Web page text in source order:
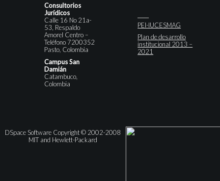
Consultorios
Jurídicos
Calle 16 No 21a-
53, Respaldo
Amorel Centro –
Teléfono 7200352
Pasto, Colombia
Campus San
Damián
Catambuco,
Colombia
PEI-IUCESMAG
Plan de desarrollo
institucional 2013 –
2021
DSpace Software Copyright © 2002-2008
MIT and Hewlett-Packard